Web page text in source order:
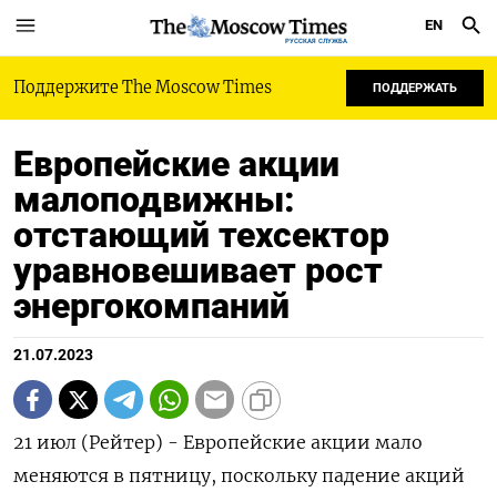
РУССКАЯ СЛУЖБА
EN
Поддержите The Moscow Times ПОДДЕРЖАТЬ
Европейские акции
малоподвижны:
отстающий техсектор
уравновешивает рост
энергокомпаний
21.07.2023
21 июл (Рейтер) - Европейские акции мало
меняются в пятницу, поскольку падение акций